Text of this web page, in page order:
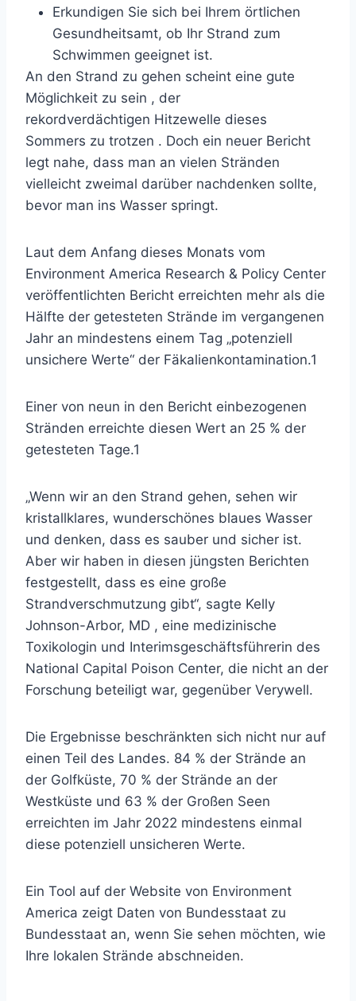
Erkundigen Sie sich bei Ihrem örtlichen
Gesundheitsamt, ob Ihr Strand zum
Schwimmen geeignet ist.
An den Strand zu gehen scheint eine gute
Möglichkeit zu sein , der
rekordverdächtigen Hitzewelle dieses
Sommers zu trotzen . Doch ein neuer Bericht
legt nahe, dass man an vielen Stränden
vielleicht zweimal darüber nachdenken sollte,
bevor man ins Wasser springt.
Laut dem Anfang dieses Monats vom
Environment America Research & Policy Center
veröffentlichten Bericht erreichten mehr als die
Hälfte der getesteten Strände im vergangenen
Jahr an mindestens einem Tag „potenziell
unsichere Werte“ der Fäkalienkontamination.1
Einer von neun in den Bericht einbezogenen
Stränden erreichte diesen Wert an 25 % der
getesteten Tage.1
„Wenn wir an den Strand gehen, sehen wir
kristallklares, wunderschönes blaues Wasser
und denken, dass es sauber und sicher ist.
Aber wir haben in diesen jüngsten Berichten
festgestellt, dass es eine große
Strandverschmutzung gibt“, sagte Kelly
Johnson-Arbor, MD , eine medizinische
Toxikologin und Interimsgeschäftsführerin des
National Capital Poison Center, die nicht an der
Forschung beteiligt war, gegenüber Verywell.
Die Ergebnisse beschränkten sich nicht nur auf
einen Teil des Landes. 84 % der Strände an
der Golfküste, 70 % der Strände an der
Westküste und 63 % der Großen Seen
erreichten im Jahr 2022 mindestens einmal
diese potenziell unsicheren Werte.
Ein Tool auf der Website von Environment
America zeigt Daten von Bundesstaat zu
Bundesstaat an, wenn Sie sehen möchten, wie
Ihre lokalen Strände abschneiden.